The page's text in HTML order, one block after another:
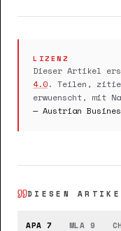
LIZENZ
Dieser Artikel
4.0. Teilen,
erwuenscht, mit
— Austrian
DIESEN
APA 7 MLA 9